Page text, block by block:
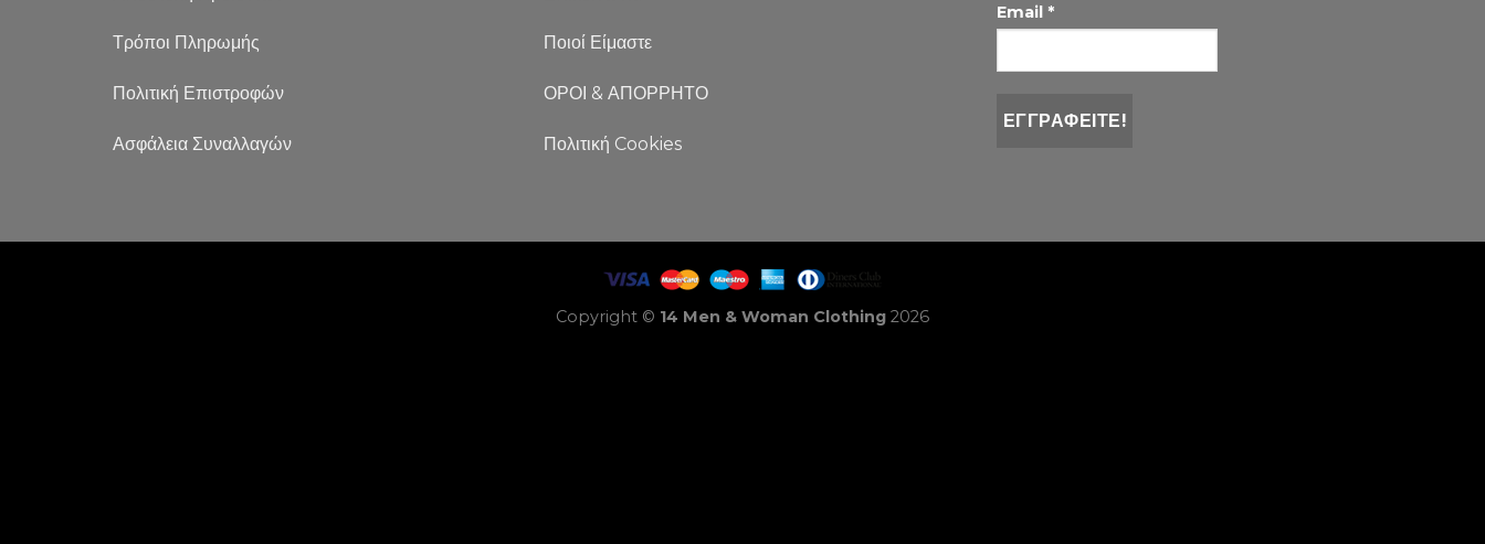
Τρόποι Πληρωμής
Πολιτική Επιστροφών
Ασφάλεια Συναλλαγών
Ποιοί Είμαστε
ΟΡΟΙ & ΑΠΟΡΡΗΤΟ
Πολιτική Cookies
Email *
Copyright © 14 Men & Woman Clothing 2026